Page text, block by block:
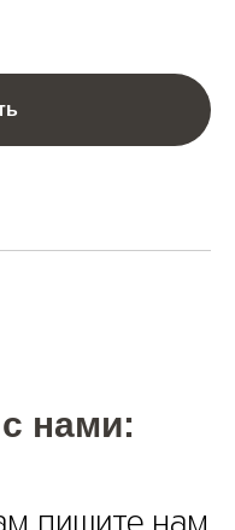
нами:
пишите нам